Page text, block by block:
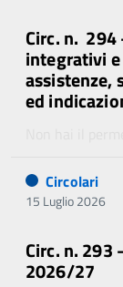
Circ. n. 294
integrativi
assistenze,
ed
Circolari
15 Luglio 2026
Circ. n. 293
2026/27